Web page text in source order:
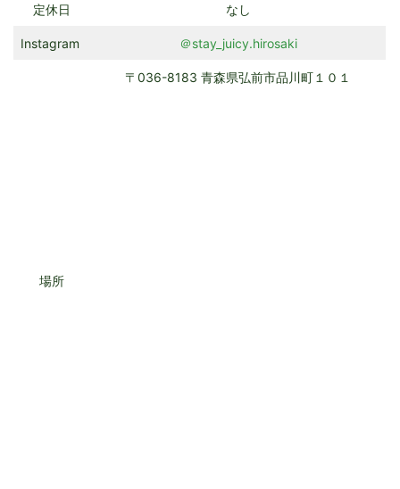
定休日 なし
Instagram ＠stay_juicy.hirosaki
場所
〒036-8183 青森県弘前市品川町１０１